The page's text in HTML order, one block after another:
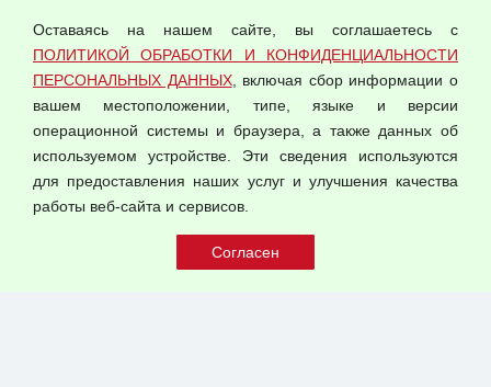
© 2026 ООО "Феникс"
Согласием на обработку персональных данных
Оферта оптовой купли-продажи
Публичная оферта
Оставаясь на нашем сайте, вы соглашаетесь с
ПОЛИТИКОЙ ОБРАБОТКИ И КОНФИДЕНЦИАЛЬНОСТИ
ПЕРСОНАЛЬНЫХ ДАННЫХ, включая сбор информации о
вашем местоположении, типе, языке и версии
операционной системы и браузера, а также данных об
используемом устройстве. Эти сведения используются
для предоставления наших услуг и улучшения качества
работы веб-сайта и сервисов.